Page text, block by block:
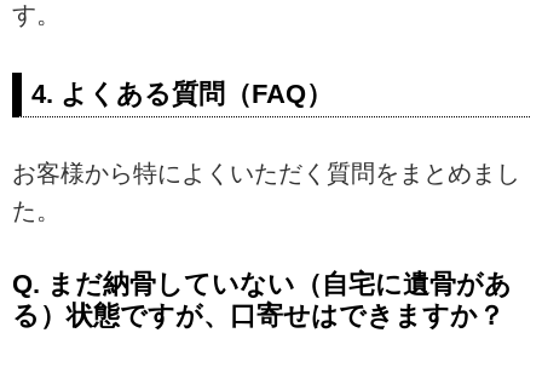
す。
4. よくある質問（FAQ）
お客様から特によくいただく質問をまとめまし
た。
Q. まだ納骨していない（自宅に遺骨があ
る）状態ですが、口寄せはできますか？